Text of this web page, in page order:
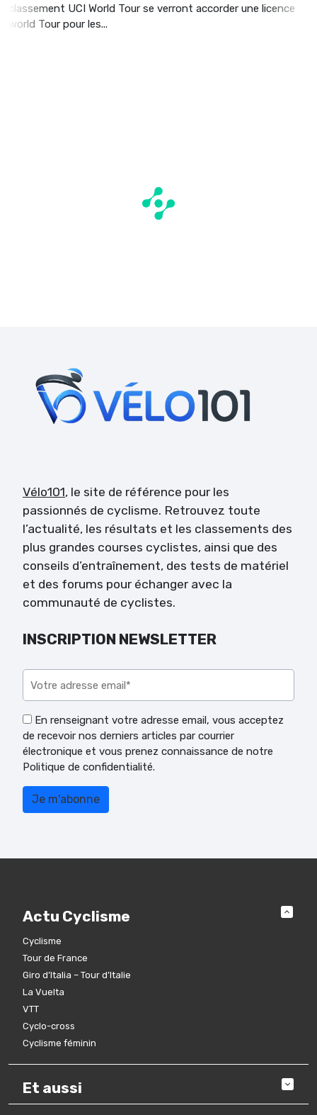
classement UCI World Tour se verront accorder une licence
world Tour pour les...
Vélo101, le site de référence pour les
passionnés de cyclisme. Retrouvez toute
l’actualité, les résultats et les classements des
plus grandes courses cyclistes, ainsi que des
conseils d’entraînement, des tests de matériel
et des forums pour échanger avec la
communauté de cyclistes.
INSCRIPTION NEWSLETTER
En renseignant votre adresse email, vous acceptez
de recevoir nos derniers articles par courrier
électronique et vous prenez connaissance de notre
Politique de confidentialité.
Actu Cyclisme
Cyclisme
Tour de France
Giro d’Italia – Tour d’Italie
La Vuelta
VTT
Cyclo-cross
Cyclisme féminin
Et aussi